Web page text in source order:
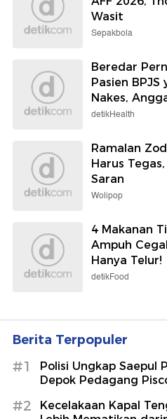
Wasit
Sepakbola
Beredar
Pasien
Nakes,
detikHealth
Ramalan
Harus
Saran
Wolipop
4 Makanan
Ampuh
Hanya Telur!
detikFood
Berita Terpopuler
#1
Polisi Ungkap Saepul
Depok Pedagang
#2
Kecelakaan Kapal